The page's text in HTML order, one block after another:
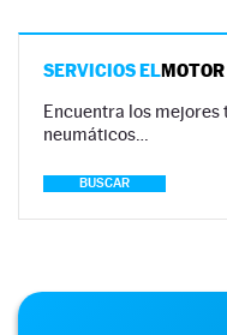
SERVICIOS ELMOTOR
Encuentra los mejores
neumáticos…
BUSCAR